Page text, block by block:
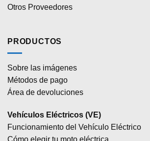
Otros Proveedores
PRODUCTOS
Sobre las imágenes
Métodos de pago
Área de devoluciones
Vehículos Eléctricos (VE)
Funcionamiento del Vehículo Eléctrico